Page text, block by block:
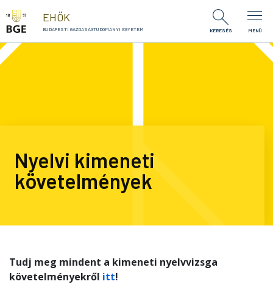
Ugrás a tartalomra
EHÖK
BUDAPESTI GAZDASÁGTUDOMÁNYI EGYETEM KERESÉS MENÜ
Nyelvi kimeneti
követelmények
Tudj meg mindent a kimeneti nyelvvizsga
követelményekről itt!